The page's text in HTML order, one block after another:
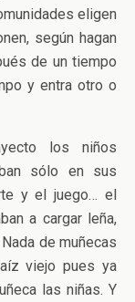
eligen
según hagan
de un tiempo
y entra otro o
los niños
sólo en sus
y el juego… el
a cargar leña,
de muñecas
viejo pues ya
las niñas. Y